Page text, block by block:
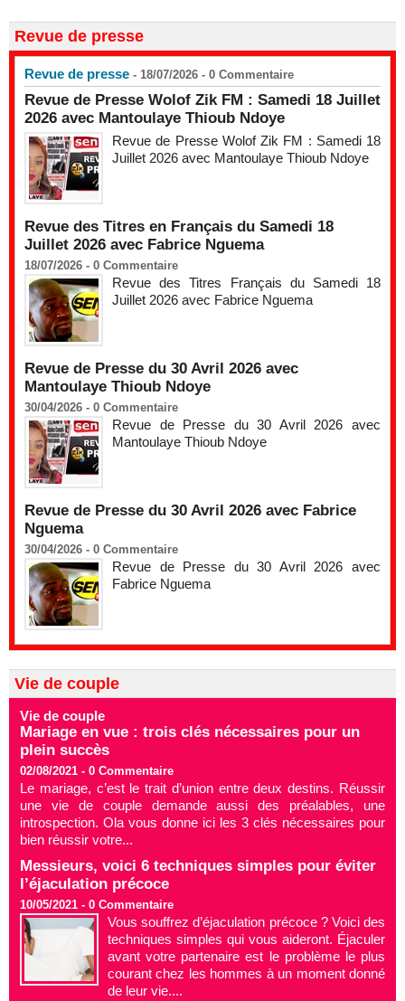
Revue de presse
Revue de presse - 18/07/2026 - 0 Commentaire
Revue de Presse Wolof Zik FM : Samedi 18 Juillet
2026 avec Mantoulaye Thioub Ndoye
Revue de Presse Wolof Zik FM : Samedi 18
Juillet 2026 avec Mantoulaye Thioub Ndoye
Revue des Titres en Français du Samedi 18
Juillet 2026 avec Fabrice Nguema
18/07/2026 - 0 Commentaire
Revue des Titres Français du Samedi 18
Juillet 2026 avec Fabrice Nguema
Revue de Presse du 30 Avril 2026 avec
Mantoulaye Thioub Ndoye
30/04/2026 - 0 Commentaire
Revue de Presse du 30 Avril 2026 avec
Mantoulaye Thioub Ndoye
Revue de Presse du 30 Avril 2026 avec Fabrice
Nguema
30/04/2026 - 0 Commentaire
Revue de Presse du 30 Avril 2026 avec
Fabrice Nguema
Vie de couple
Vie de couple
Mariage en vue : trois clés nécessaires pour un
plein succès
02/08/2021 - 0 Commentaire
Le mariage, c’est le trait d’union entre deux destins. Réussir
une vie de couple demande aussi des préalables, une
introspection. Ola vous donne ici les 3 clés nécessaires pour
bien réussir votre...
Messieurs, voici 6 techniques simples pour éviter
l’éjaculation précoce
10/05/2021 - 0 Commentaire
Vous souffrez d’éjaculation précoce ? Voici des
techniques simples qui vous aideront. Éjaculer
avant votre partenaire est le problème le plus
courant chez les hommes à un moment donné
de leur vie....